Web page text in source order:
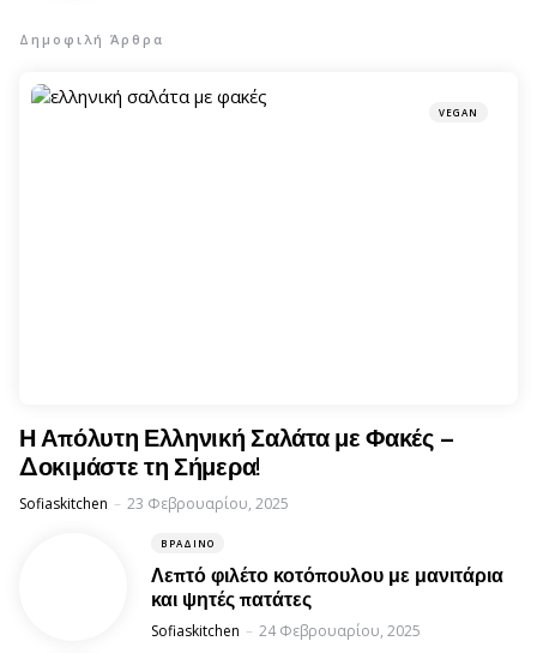
Δημοφιλή Άρθρα
VEGAN
Η Απόλυτη Ελληνική Σαλάτα με Φακές –
Δοκιμάστε τη Σήμερα!
Posted
Sofiaskitchen 23 Φεβρουαρίου, 2025
ΒΡΑΔΙΝΌ
Λεπτό φιλέτο κοτόπουλου με μανιτάρια
και ψητές πατάτες
Posted
Sofiaskitchen 24 Φεβρουαρίου, 2025